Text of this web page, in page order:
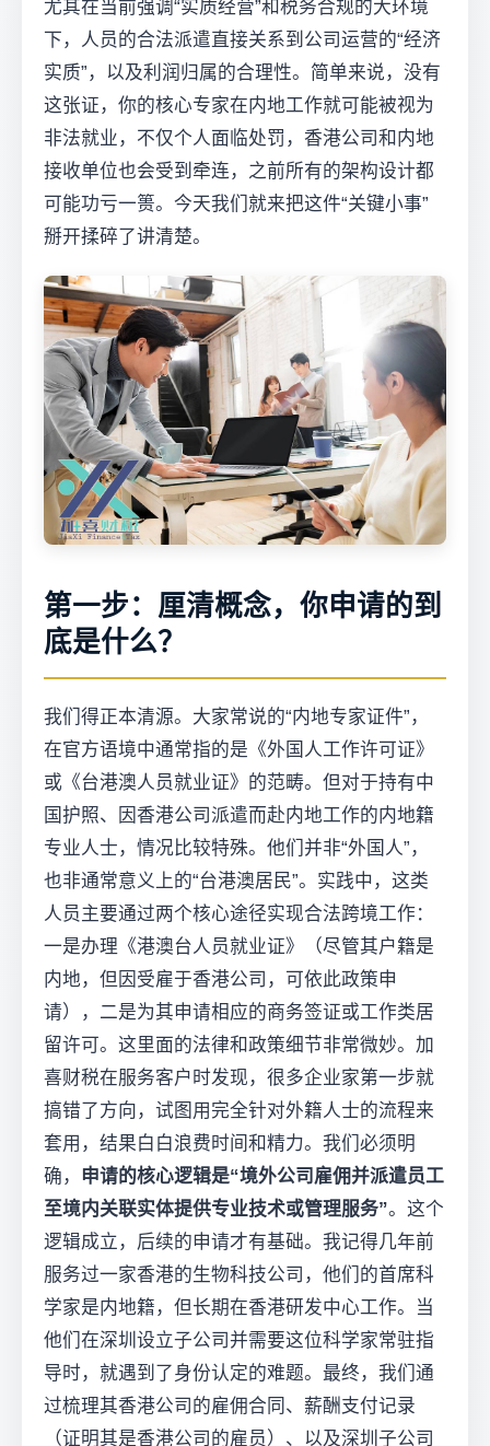
尤其在当前强调“实质经营”和税务合规的大环境
下，人员的合法派遣直接关系到公司运营的“经济
实质”，以及利润归属的合理性。简单来说，没有
这张证，你的核心专家在内地工作就可能被视为
非法就业，不仅个人面临处罚，香港公司和内地
接收单位也会受到牵连，之前所有的架构设计都
可能功亏一篑。今天我们就来把这件“关键小事”
掰开揉碎了讲清楚。
第一步：厘清概念，你申请的到
底是什么？
我们得正本清源。大家常说的“内地专家证件”，
在官方语境中通常指的是《外国人工作许可证》
或《台港澳人员就业证》的范畴。但对于持有中
国护照、因香港公司派遣而赴内地工作的内地籍
专业人士，情况比较特殊。他们并非“外国人”，
也非通常意义上的“台港澳居民”。实践中，这类
人员主要通过两个核心途径实现合法跨境工作：
一是办理《港澳台人员就业证》（尽管其户籍是
内地，但因受雇于香港公司，可依此政策申
请），二是为其申请相应的商务签证或工作类居
留许可。这里面的法律和政策细节非常微妙。加
喜财税在服务客户时发现，很多企业家第一步就
搞错了方向，试图用完全针对外籍人士的流程来
套用，结果白白浪费时间和精力。我们必须明
确， 申请的核心逻辑是“境外公司雇佣并派遣员工
至境内关联实体提供专业技术或管理服务”。这个
逻辑成立，后续的申请才有基础。我记得几年前
服务过一家香港的生物科技公司，他们的首席科
学家是内地籍，但长期在香港研发中心工作。当
他们在深圳设立子公司并需要这位科学家常驻指
导时，就遇到了身份认定的难题。最终，我们通
过梳理其香港公司的雇佣合同、薪酬支付记录
（证明其是香港公司的雇员）、以及深圳子公司